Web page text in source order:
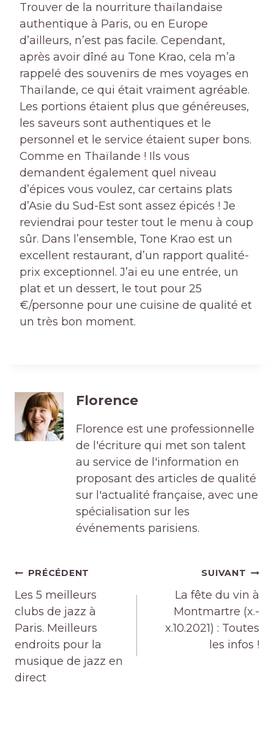
Trouver de la nourriture thaïlandaise
authentique à Paris, ou en Europe
d’ailleurs, n’est pas facile. Cependant,
après avoir dîné au Tone Krao, cela m’a
rappelé des souvenirs de mes voyages en
Thaïlande, ce qui était vraiment agréable.
Les portions étaient plus que généreuses,
les saveurs sont authentiques et le
personnel et le service étaient super bons.
Comme en Thaïlande ! Ils vous
demandent également quel niveau
d’épices vous voulez, car certains plats
d’Asie du Sud-Est sont assez épicés ! Je
reviendrai pour tester tout le menu à coup
sûr. Dans l’ensemble, Tone Krao est un
excellent restaurant, d’un rapport qualité-
prix exceptionnel. J’ai eu une entrée, un
plat et un dessert, le tout pour 25
€/personne pour une cuisine de qualité et
un très bon moment.
Florence
Florence est une professionnelle
de l'écriture qui met son talent
au service de l'information en
proposant des articles de qualité
sur l'actualité française, avec une
spécialisation sur les
événements parisiens.
Navigation
de
l’article
PRÉCÉDENT
Les 5 meilleurs
clubs de jazz à
Paris. Meilleurs
endroits pour la
musique de jazz en
direct
SUIVANT
La fête du vin à
Montmartre (x.-
x.10.2021) : Toutes
les infos !